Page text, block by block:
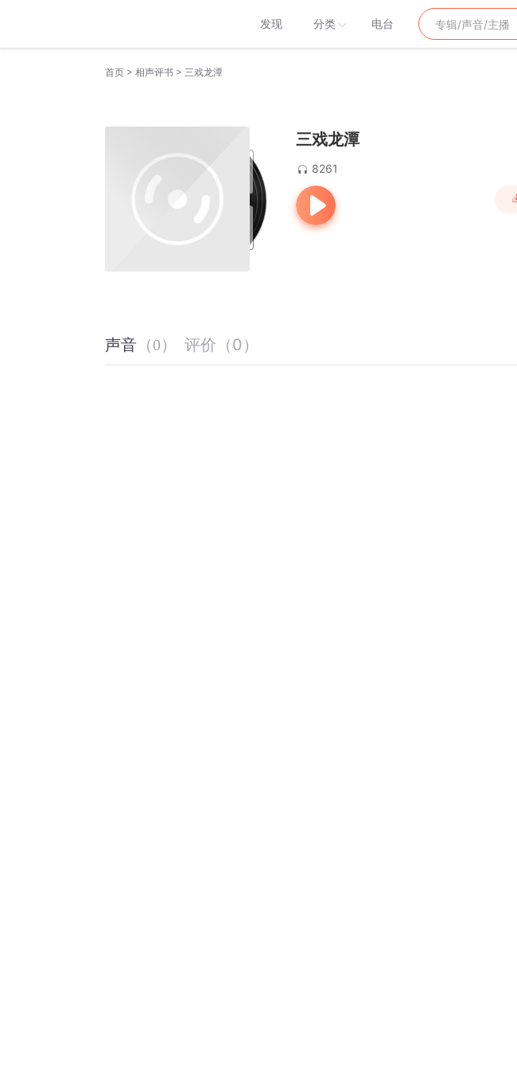
发现 分类 电台
首页 > 相声评书 > 三戏龙潭
三戏龙潭
8261
声音 （0） 评价 （0 ）